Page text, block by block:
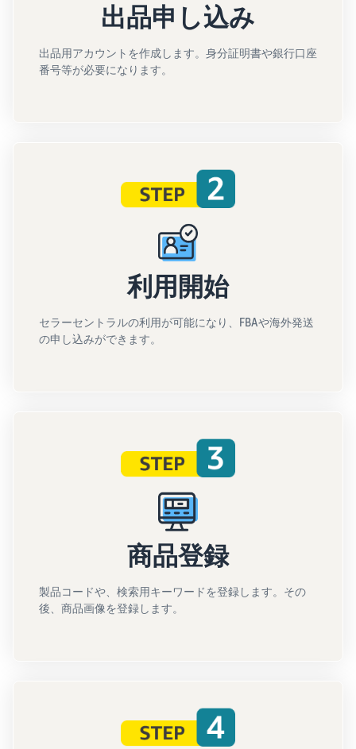
出品申し込み
出品用アカウントを作成します。身分証明書や銀行口座
番号等が必要になります。
利用開始
セラーセントラルの利用が可能になり、FBAや海外発送
の申し込みができます。
商品登録
製品コードや、検索用キーワードを登録します。その
後、商品画像を登録します。